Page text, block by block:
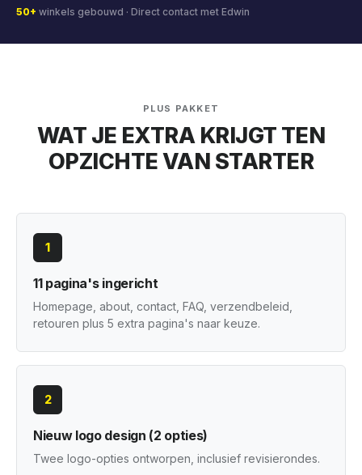
50+ winkels gebouwd · Direct contact met Edwin
PLUS PAKKET
WAT JE EXTRA KRIJGT TEN
OPZICHTE VAN STARTER
1
11 pagina's ingericht
Homepage, about, contact, FAQ, verzendbeleid,
retouren plus 5 extra pagina's naar keuze.
2
Nieuw logo design (2 opties)
Twee logo-opties ontworpen, inclusief revisierondes.